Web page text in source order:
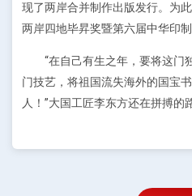
现了两岸合并制作出版发行。为
两岸四地毕昇奖暨第六届中华印制
“在自己有生之年，要将这门
门技艺，将祖国流失海外的国宝
人！”大国工匠李东方还在拼搏的